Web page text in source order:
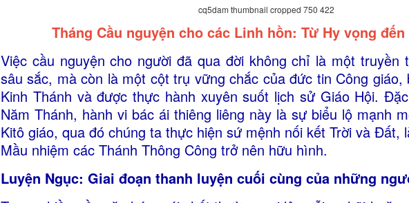
cq5dam thumbnail cropped 750 422
Tháng Cầu nguyện cho các Linh hồn: Từ Hy vọng đến
Việc cầu nguyện cho người đã qua đời không chỉ là một truyền
sâu sắc, mà còn là một cột trụ vững chắc của đức tin Công
Kinh Thánh và được thực hành xuyên suốt lịch sử Giáo Hội.
Năm Thánh, hành vi bác ái thiêng liêng này là sự biểu lộ mạnh
Kitô giáo, qua đó chúng ta thực hiện sứ mệnh nối kết Trời và Đất,
Mầu nhiệm các Thánh Thông Công trở nên hữu hình.
Luyện Ngục: Giai đoạn thanh luyện cuối cùng của những